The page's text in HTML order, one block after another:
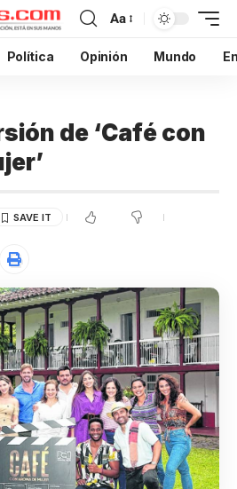
Aa
Política Opinión Mundo
de ‘Café con